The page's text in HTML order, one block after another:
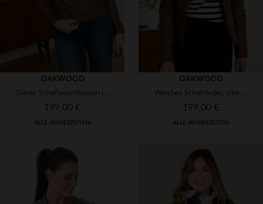
OAKWOOD
Slimer Schaflederblouson in Cognac - feminin und robust zugleich.
199,00 €
ALLE JAHRESZEITEN
OAKWOOD
Weiches Schafsleder, slimfit: der Oakwood PARADIS für den Herbst.
199,00 €
ALLE JAHRESZEITEN